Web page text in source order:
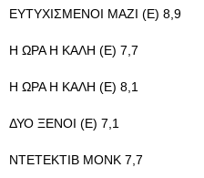
ΕΥΤΥΧΙΣΜΕΝΟΙ ΜΑΖΙ (Ε) 8,9
Η ΩΡΑ Η ΚΑΛΗ (E) 7,7
Η ΩΡΑ Η ΚΑΛΗ (E) 8,1
ΔΥΟ ΞΕΝΟΙ (Ε) 7,1
ΝΤΕΤΕΚΤΙΒ ΜΟΝΚ 7,7